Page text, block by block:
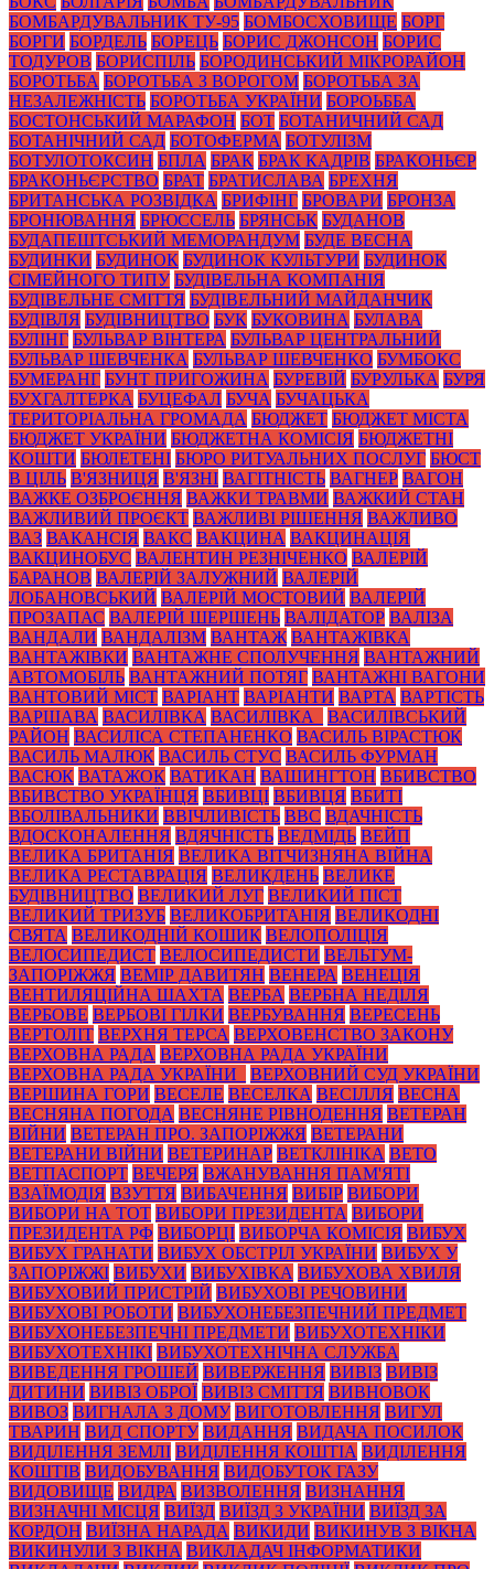
БОМБАРДУВАЛЬНИК ТУ-95 БОМБОСХОВИЩЕ БОРГ
БОРГИ БОРДЕЛЬ БОРЕЦЬ БОРИС ДЖОНСОН БОРИС
ТОДУРОВ БОРИСПІЛЬ БОРОДИНСЬКИЙ МІКРОРАЙОН
БОРОТЬБА БОРОТЬБА З ВОРОГОМ БОРОТЬБА ЗА
НЕЗАЛЕЖНІСТЬ БОРОТЬБА УКРАЇНИ БОРОЬББА
БОСТОНСЬКИЙ МАРАФОН БОТ БОТАНИЧНИЙ САД
БОТАНІЧНИЙ САД БОТОФЕРМА БОТУЛІЗМ
БОТУЛОТОКСИН БПЛА БРАК БРАК КАДРІВ БРАКОНЬЄР
БРАКОНЬЄРСТВО БРАТ БРАТИСЛАВА БРЕХНЯ
БРИТАНСЬКА РОЗВІДКА БРИФІНГ БРОВАРИ БРОНЗА
БРОНЮВАННЯ БРЮССЕЛЬ БРЯНСЬК БУДАНОВ
БУДАПЕШТСЬКИЙ МЕМОРАНДУМ БУДЕ ВЕСНА
БУДИНКИ БУДИНОК БУДИНОК КУЛЬТУРИ БУДИНОК
СІМЕЙНОГО ТИПУ БУДІВЕЛЬНА КОМПАНІЯ
БУДІВЕЛЬНЕ СМІТТЯ БУДІВЕЛЬНИЙ МАЙДАНЧИК
БУДІВЛЯ БУДІВНИЦТВО БУК БУКОВИНА БУЛАВА
БУЛІНГ БУЛЬВАР ВІНТЕРА БУЛЬВАР ЦЕНТРАЛЬНИЙ
БУЛЬВАР ШЕВЧЕНКА БУЛЬВАР ШЕВЧЕНКО БУМБОКС
БУМЕРАНГ БУНТ ПРИГОЖИНА БУРЕВІЙ БУРУЛЬКА БУРЯ
БУХГАЛТЕРКА БУЦЕФАЛ БУЧА БУЧАЦЬКА
ТЕРИТОРІАЛЬНА ГРОМАДА БЮДЖЕТ БЮДЖЕТ МІСТА
БЮДЖЕТ УКРАЇНИ БЮДЖЕТНА КОМІСІЯ БЮДЖЕТНІ
КОШТИ БЮЛЕТЕНІ БЮРО РИТУАЛЬНИХ ПОСЛУГ БЮСТ
В ЦІЛЬ В'ЯЗНИЦЯ В'ЯЗНІ ВАГІТНІСТЬ ВАГНЕР ВАГОН
ВАЖКЕ ОЗБРОЄННЯ ВАЖКИ ТРАВМИ ВАЖКИЙ СТАН
ВАЖЛИВИЙ ПРОЄКТ ВАЖЛИВІ РІШЕННЯ ВАЖЛИВО
ВАЗ ВАКАНСІЯ ВАКС ВАКЦИНА ВАКЦИНАЦІЯ
ВАКЦИНОБУС ВАЛЕНТИН РЕЗНІЧЕНКО ВАЛЕРІЙ
БАРАНОВ ВАЛЕРІЙ ЗАЛУЖНИЙ ВАЛЕРІЙ
ЛОБАНОВСЬКИЙ ВАЛЕРІЙ МОСТОВИЙ ВАЛЕРІЙ
ПРОЗАПАС ВАЛЕРІЙ ШЕРШЕНЬ ВАЛІДАТОР ВАЛІЗА
ВАНДАЛИ ВАНДАЛІЗМ ВАНТАЖ ВАНТАЖІВКА
ВАНТАЖІВКИ ВАНТАЖНЕ СПОЛУЧЕННЯ ВАНТАЖНИЙ
АВТОМОБІЛЬ ВАНТАЖНИЙ ПОТЯГ ВАНТАЖНІ ВАГОНИ
ВАНТОВИЙ МІСТ ВАРІАНТ ВАРІАНТИ ВАРТА ВАРТІСТЬ
ВАРШАВА ВАСИЛІВКА ВАСИЛІВКА_
ВАСИЛІВСЬКИЙ
РАЙОН ВАСИЛІСА СТЕПАНЕНКО ВАСИЛЬ ВІРАСТЮК
ВАСИЛЬ МАЛЮК ВАСИЛЬ СТУС ВАСИЛЬ ФУРМАН
ВАСЮК ВАТАЖОК ВАТИКАН ВАШИНГТОН ВБИВСТВО
ВБИВСТВО УКРАЇНЦЯ ВБИВЦІ ВБИВЦЯ ВБИТІ
ВБОЛІВАЛЬНИКИ ВВІЧЛИВІСТЬ ВВС ВДАЧНІСТЬ
ВДОСКОНАЛЕННЯ ВДЯЧНІСТЬ ВЕДМІДЬ ВЕЙП
ВЕЛИКА БРИТАНІЯ ВЕЛИКА ВІТЧИЗНЯНА ВІЙНА
ВЕЛИКА РЕСТАВРАЦІЯ ВЕЛИКДЕНЬ ВЕЛИКЕ
БУДІВНИЦТВО ВЕЛИКИЙ ЛУГ ВЕЛИКИЙ ПІСТ
ВЕЛИКИЙ ТРИЗУБ ВЕЛИКОБРИТАНІЯ ВЕЛИКОДНІ
СВЯТА ВЕЛИКОДНІЙ КОШИК ВЕЛОПОЛІЦІЯ
ВЕЛОСИПЕДИСТ ВЕЛОСИПЕДИСТИ ВЕЛЬТУМ-
ЗАПОРІЖЖЯ ВЕМІР ДАВИТЯН ВЕНЕРА ВЕНЕЦІЯ
ВЕНТИЛЯЦІЙНА ШАХТА ВЕРБА ВЕРБНА НЕДІЛЯ
ВЕРБОВЕ ВЕРБОВІ ГІЛКИ ВЕРБУВАННЯ ВЕРЕСЕНЬ
ВЕРТОЛІТ ВЕРХНЯ ТЕРСА ВЕРХОВЕНСТВО ЗАКОНУ
ВЕРХОВНА РАДА ВЕРХОВНА РАДА УКРАЇНИ
ВЕРХОВНА РАДА УКРАЇНИ_
ВЕРХОВНИЙ СУД УКРАЇНИ
ВЕРШИНА ГОРИ ВЕСЕЛЕ ВЕСЕЛКА ВЕСІЛЛЯ ВЕСНА
ВЕСНЯНА ПОГОДА ВЕСНЯНЕ РІВНОДЕННЯ ВЕТЕРАН
ВІЙНИ ВЕТЕРАН ПРО. ЗАПОРІЖЖЯ ВЕТЕРАНИ
ВЕТЕРАНИ ВІЙНИ ВЕТЕРИНАР ВЕТКЛІНІКА ВЕТО
ВЕТПАСПОРТ ВЕЧЕРЯ ВЖАНУВАННЯ ПАМ'ЯТІ
ВЗАЇМОДІЯ ВЗУТТЯ ВИБАЧЕННЯ ВИБІР ВИБОРИ
ВИБОРИ НА ТОТ ВИБОРИ ПРЕЗИДЕНТА ВИБОРИ
ПРЕЗИДЕНТА РФ ВИБОРЦІ ВИБОРЧА КОМІСІЯ ВИБУХ
ВИБУХ ГРАНАТИ ВИБУХ ОБСТРІЛ УКРАЇНИ ВИБУХ У
ЗАПОРІЖЖІ ВИБУХИ ВИБУХІВКА ВИБУХОВА ХВИЛЯ
ВИБУХОВИЙ ПРИСТРІЙ ВИБУХОВІ РЕЧОВИНИ
ВИБУХОВІ РОБОТИ ВИБУХОНЕБЕЗПЕЧНИЙ ПРЕДМЕТ
ВИБУХОНЕБЕЗПЕЧНІ ПРЕДМЕТИ ВИБУХОТЕХНІКИ
ВИБУХОТЕХНІКІ ВИБУХОТЕХНІЧНА СЛУЖБА
ВИВЕДЕННЯ ГРОШЕЙ ВИВЕРЖЕННЯ ВИВІЗ ВИВІЗ
ДИТИНИ ВИВІЗ ОБРОЇ ВИВІЗ СМІТТЯ ВИВНОВОК
ВИВОЗ ВИГНАЛА З ДОМУ ВИГОТОВЛЕННЯ ВИГУЛ
ТВАРИН ВИД СПОРТУ ВИДАННЯ ВИДАЧА ПОСИЛОК
ВИДІЛЕННЯ ЗЕМЛІ ВИДІЛЕННЯ КОШТІА ВИДІЛЕННЯ
КОШТІВ ВИДОБУВАННЯ ВИДОБУТОК ГАЗУ
ВИДОВИЩЕ ВИДРА ВИЗВОЛЕННЯ ВИЗНАННЯ
ВИЗНАЧНІ МІСЦЯ ВИЇЗД ВИЇЗД З УКРАЇНИ ВИЇЗД ЗА
КОРДОН ВИЇЗНА НАРАДА ВИКИДИ ВИКИНУВ З ВІКНА
ВИКИНУЛИ З ВІКНА ВИКЛАДАЧ ІНФОРМАТИКИ